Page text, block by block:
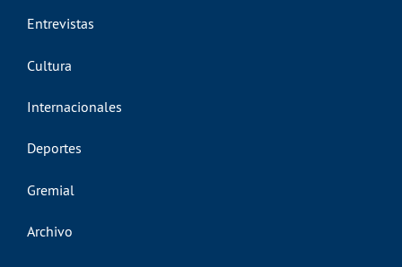
Entrevistas
Cultura
Internacionales
Deportes
Gremial
Archivo